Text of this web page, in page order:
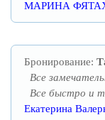
МАРИНА
Бронирование:
Все
Все быстро и
Екатерина